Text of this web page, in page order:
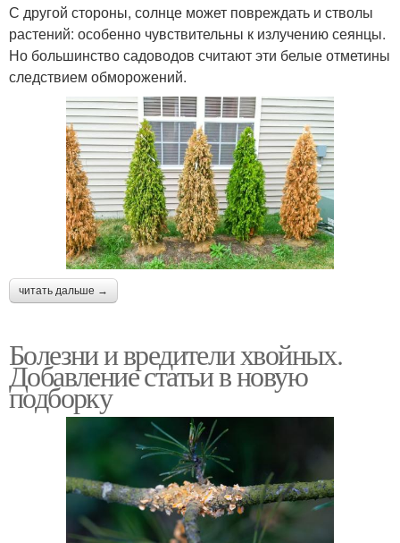
С другой стороны, солнце может повреждать и стволы
растений: особенно чувствительны к излучению сеянцы.
Но большинство садоводов считают эти белые отметины
следствием обморожений.
читать дальше →
Болезни и вредители хвойных.
Добавление статьи в новую
подборку